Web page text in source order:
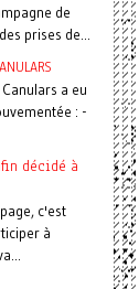
de
prises de...
a eu
: -
décidé à
c'est
à